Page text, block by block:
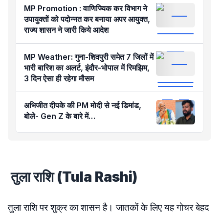
MP Promotion : वाणिज्यिक कर विभाग ने
उपायुक्तों को पदोन्नत कर बनाया अपर आयुक्त,
राज्य शासन ने जारी किये आदेश
MP Weather: गुना-शिवपुरी समेत 7 जिलों में
भारी बारिश का अलर्ट, इंदौर-भोपाल में रिमझिम,
3 दिन ऐसा ही रहेगा मौसम
अभिजीत दीपके की PM मोदी से नई डिमांड,
बोले- Gen Z के बारे में…
तुला राशि (Tula Rashi)
तुला राशि पर शुक्र का शासन है। जातकों के लिए यह गोचर बेहद